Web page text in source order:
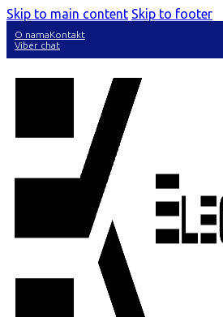
Skip to main content Skip to footer
O namaKontakt
Viber chat